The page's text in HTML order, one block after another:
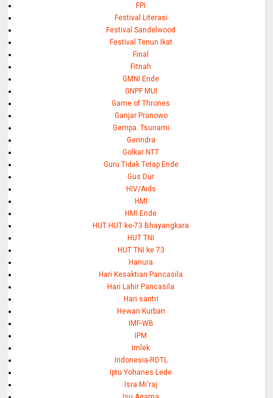
FPI
Festival Literasi
Festival Sandelwood
Festival Tenun Ikat
Final
Fitnah
GMNI Ende
GNPF MUI
Game of Thrones
Ganjar Pranowo
Gempa. Tsunami
Gerindra
Golkar NTT
Guru Tidak Tetap Ende
Gus Dur
HIV/Aids
HMI
HMI Ende
HUT HUT ke-73 Bhayangkara
HUT TNI
HUT TNI ke 73
Hanura
Hari Kesaktian Pancasila
Hari Lahir Pancasila
Hari santri
Hewan Kurban
IMF-WB
IPM
Imlek
Indonesia-RDTL
Iptu Yohanes Lede
Isra Mi'raj